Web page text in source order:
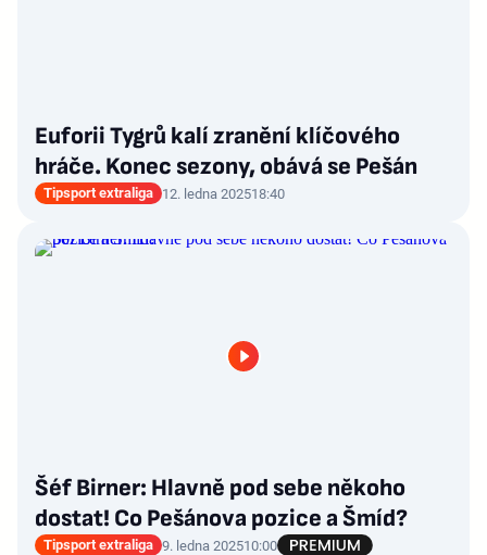
Euforii Tygrů kalí zranění klíčového
hráče. Konec sezony, obává se Pešán
Tipsport extraliga 12. ledna 202518:40
Šéf Birner: Hlavně pod sebe někoho
dostat! Co Pešánova pozice a Šmíd?
Tipsport extraliga 9. ledna 202510:00